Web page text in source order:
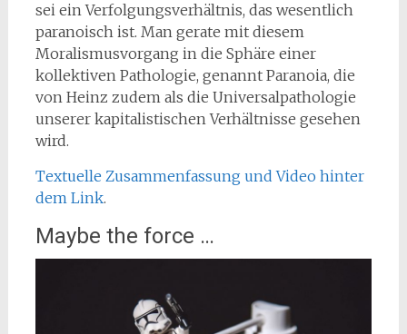
sei ein Verfolgungsverhältnis, das wesentlich
paranoisch ist. Man gerate mit diesem
Moralismusvorgang in die Sphäre einer
kollektiven Pathologie, genannt Paranoia, die
von Heinz zudem als die Universalpathologie
unserer kapitalistischen Verhältnisse gesehen
wird.
Textuelle Zusammenfassung und Video hinter
dem Link.
Maybe the force …